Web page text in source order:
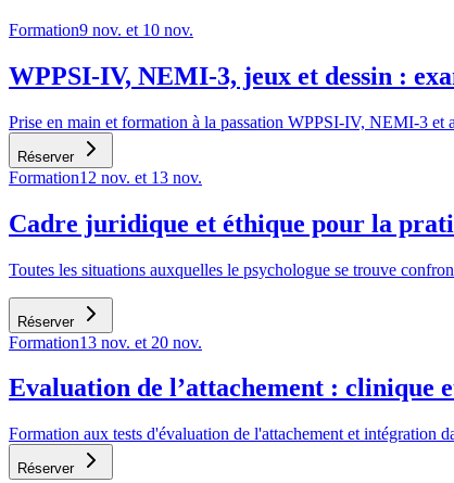
Formation9 nov. et 10 nov.
WPPSI-IV, NEMI-3, jeux et dessin :
Prise en main et formation à la passation WPPSI-IV, NEMI-3 et
Réserver
Formation12 nov. et 13 nov.
Cadre juridique et éthique pour la
Toutes les situations auxquelles le psychologue se trouve
Réserver
Formation13 nov. et 20 nov.
Evaluation de l’attachement : clinique
Formation aux tests d'évaluation de l'attachement et intégration
Réserver